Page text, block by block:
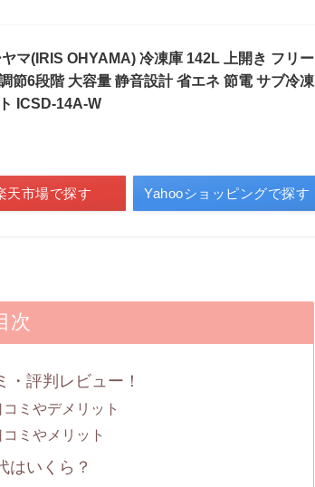
マ(IRIS OHYAMA) 冷凍庫 142L 上開き フリー
節6段階 大容量 静音設計 省エネ 節電 サブ冷凍
ICSD-14A-W
天市場で探す Yahooショッピングで探す
次
評判レビュー！
ミやデメリット
ミやメリット
はいくら？